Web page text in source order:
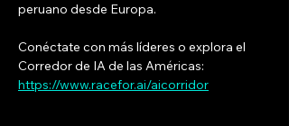
peruano desde Europa.
Conéctate con más líderes o explora el
Corredor de IA de las Américas:
https://www.racefor.ai/aicorridor